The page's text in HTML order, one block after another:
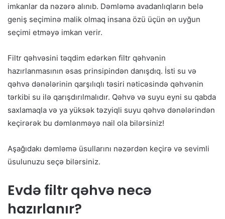
imkanlar da nəzərə alınıb. Dəmləmə avadanlıqların belə
geniş seçiminə malik olmaq insana özü üçün ən uyğun
seçimi etməyə imkan verir.
Filtr qəhvəsini təqdim edərkən filtr qəhvənin
hazırlanmasının əsas prinsipindən danışdıq. İsti su və
qəhvə dənələrinin qarşılıqlı təsiri nəticəsində qəhvənin
tərkibi su ilə qarışdırılmalıdır. Qəhvə və suyu eyni su qabda
saxlamaqla və ya yüksək təzyiqli suyu qəhvə dənələrindən
keçirərək bu dəmlənməyə nail ola bilərsiniz!
Aşağıdakı dəmləmə üsullarını nəzərdən keçirə və sevimli
üsulunuzu seçə bilərsiniz.
Evdə filtr qəhvə necə
hazırlanır?